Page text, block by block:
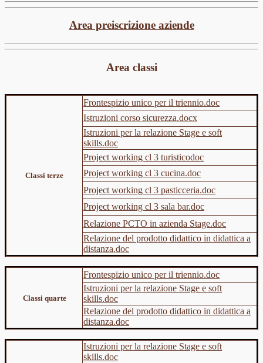
Area preiscrizione aziende
Area classi
Classi terze
Frontespizio unico per il triennio.doc
Istruzioni corso sicurezza.docx
Istruzioni per la relazione Stage e soft
skills.doc
Project working cl 3 turisticodoc
Project working cl 3 cucina.doc
Project working cl 3 pasticceria.doc
Project working cl 3 sala bar.doc
Relazione PCTO in azienda Stage.doc
Relazione del prodotto didattico in didattica a
distanza.doc
Classi quarte
Frontespizio unico per il triennio.doc
Istruzioni per la relazione Stage e soft
skills.doc
Relazione del prodotto didattico in didattica a
distanza.doc
Istruzioni per la relazione Stage e soft
skills.doc